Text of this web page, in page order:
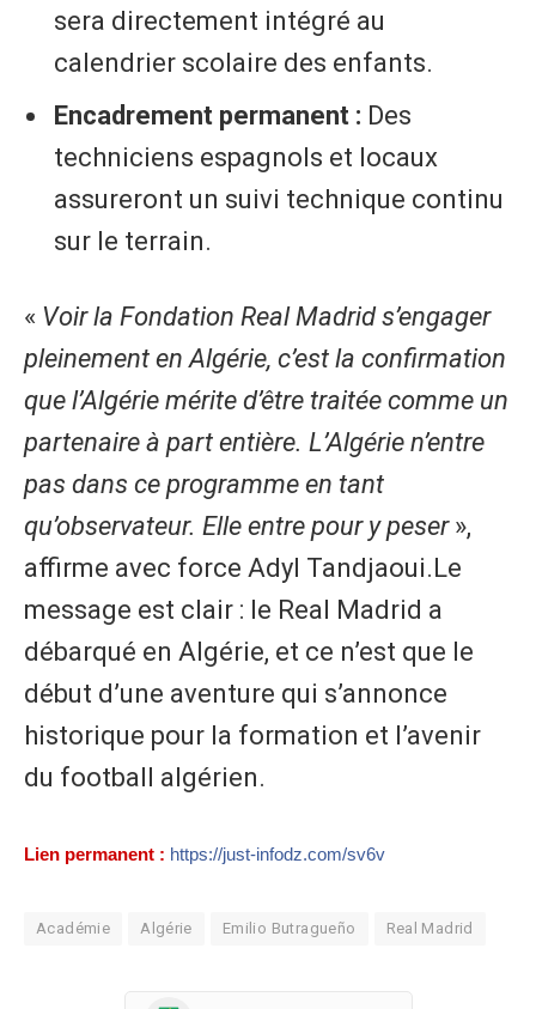
sera directement intégré au
calendrier scolaire des enfants.
Encadrement permanent : Des
techniciens espagnols et locaux
assureront un suivi technique continu
sur le terrain.
« Voir la Fondation Real Madrid s’engager
pleinement en Algérie, c’est la confirmation
que l’Algérie mérite d’être traitée comme un
partenaire à part entière. L’Algérie n’entre
pas dans ce programme en tant
qu’observateur. Elle entre pour y peser »,
affirme avec force Adyl Tandjaoui.​Le
message est clair : le Real Madrid a
débarqué en Algérie, et ce n’est que le
début d’une aventure qui s’annonce
historique pour la formation et l’avenir
du football algérien.
Lien permanent : https://just-infodz.com/sv6v
Académie Algérie Emilio Butragueño Real Madrid